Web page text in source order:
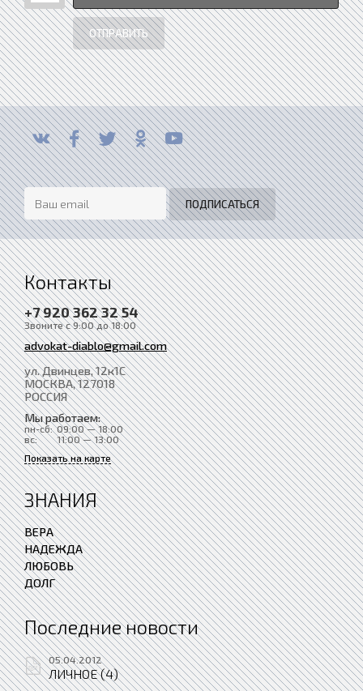
ОТПРАВИТЬ
Контакты
+7 920 362 32 54
Звоните с 9:00 до 18:00
advokat-diablo@gmail.com
ул. Двинцев, 12к1С
МОСКВА, 127018
РОССИЯ
Мы работаем:
пн-сб: 09:00 — 18:00
вс:
11:00 — 13:00
Показать на карте
ЗНАНИЯ
ВЕРА
НАДЕЖДА
ЛЮБОВЬ
ДОЛГ
Последние новости
05.04.2012
ЛИЧНОЕ (4)